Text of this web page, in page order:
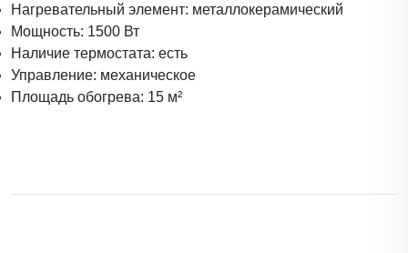
Нагревательный элемент: металлокерамический
Мощность: 1500 Вт
Наличие термостата: есть
Управление: механическое
Площадь обогрева: 15 м²